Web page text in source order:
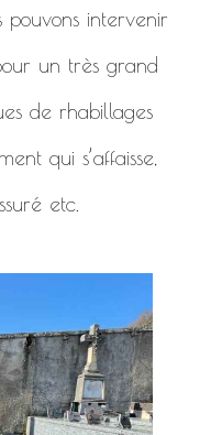
pouvons intervenir
un très grand
de rhabillages
qui s’affaisse,
etc.